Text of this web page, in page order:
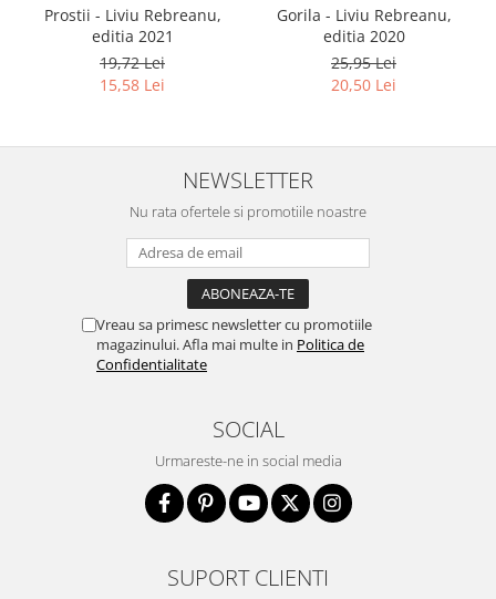
Prostii - Liviu Rebreanu,
editia 2021
19,72 Lei
15,58 Lei
Gorila - Liviu Rebreanu,
editia 2020
25,95 Lei
20,50 Lei
NEWSLETTER
Nu rata ofertele si promotiile noastre
Vreau sa primesc newsletter cu promotiile
magazinului. Afla mai multe in Politica de
Confidentialitate
SOCIAL
Urmareste-ne in social media
SUPORT CLIENTI